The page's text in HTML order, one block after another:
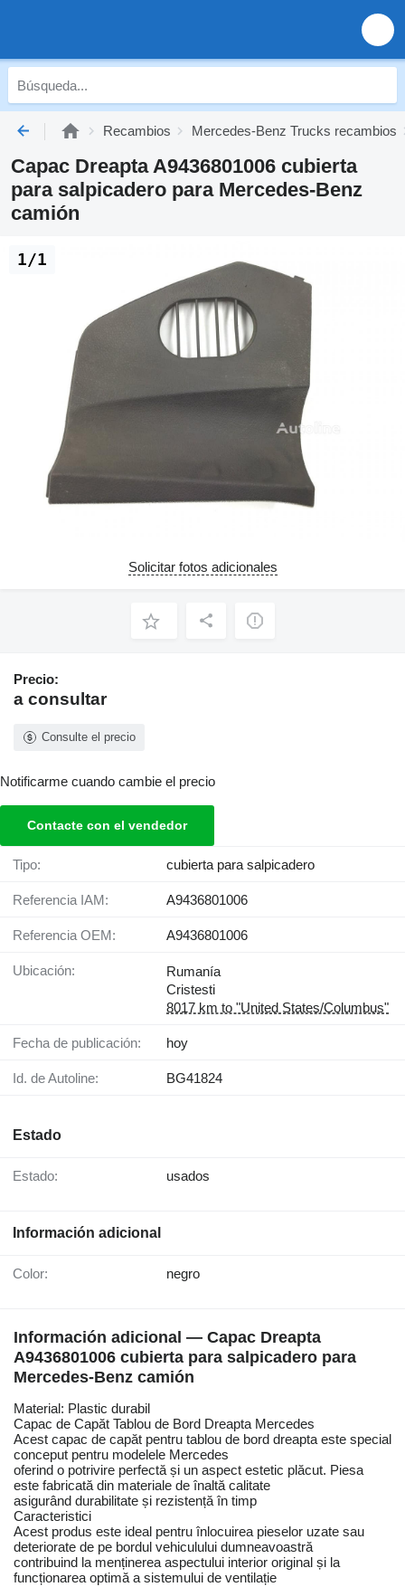
Recambios Mercedes-Benz Trucks recambios
Capac Dreapta A9436801006 cubierta
para salpicadero para Mercedes-Benz
camión
1/1
Solicitar fotos adicionales
Precio:
a consultar
Consulte el precio
Notificarme cuando cambie el precio
Contacte con el vendedor
Tipo: cubierta para salpicadero
Referencia IAM: A9436801006
Referencia OEM: A9436801006
Ubicación:
Rumanía
Cristesti
8017 km to "United States/Columbus"
Fecha de publicación: hoy
Id. de Autoline: BG41824
Estado
Estado: usados
Información adicional
Color: negro
Información adicional — Capac Dreapta
A9436801006 cubierta para salpicadero para
Mercedes-Benz camión
Material: Plastic durabil
Capac de Capăt Tablou de Bord Dreapta Mercedes
Acest capac de capăt pentru tablou de bord dreapta este special
conceput pentru modelele Mercedes
oferind o potrivire perfectă și un aspect estetic plăcut. Piesa
este fabricată din materiale de înaltă calitate
asigurând durabilitate și rezistență în timp
Caracteristici
Acest produs este ideal pentru înlocuirea pieselor uzate sau
deteriorate de pe bordul vehiculului dumneavoastră
contribuind la menținerea aspectului interior original și la
funcționarea optimă a sistemului de ventilație